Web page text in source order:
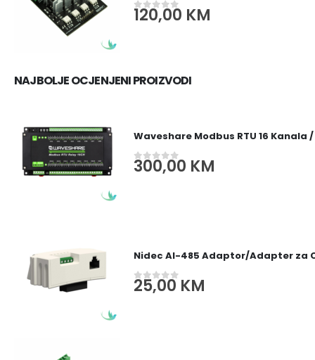
out of 5
120,00 KM
NAJBOLJE OCJENJENI PROIZVODI
Waveshare Modbus RTU 16
0out of 5
300,00 KM
Nidec AI-485 Adaptor/Adapter za
0out of 5
25,00KM